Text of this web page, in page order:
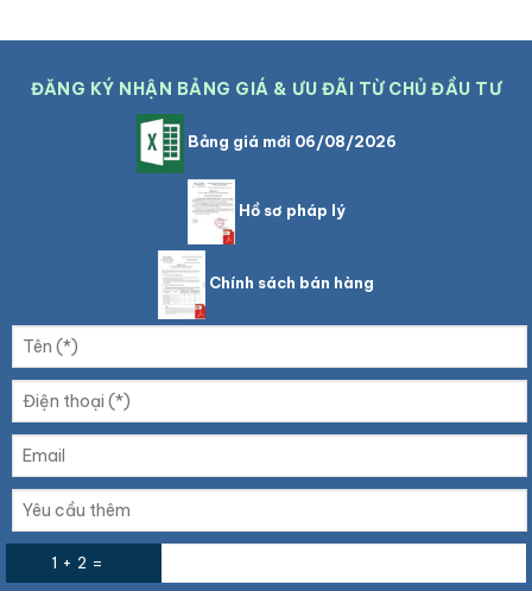
ĐĂNG KÝ NHẬN BẢNG GIÁ & ƯU ĐÃI TỪ CHỦ ĐẦU TƯ
Bảng giá mới 06/08/2026
Hồ sơ pháp lý
Chính sách bán hàng
1 + 2 =